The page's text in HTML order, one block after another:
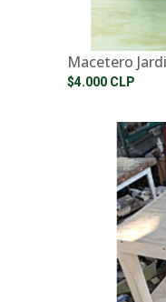
Macetero
$4.000 CLP